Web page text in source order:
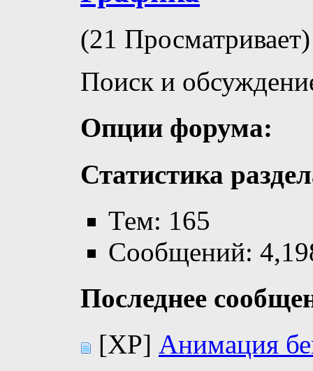
(21 Просматривает)
Поиск и
Опции форума:
Статистика
Тем: 165
Сообщений:
Последнее
[XP] Анимация